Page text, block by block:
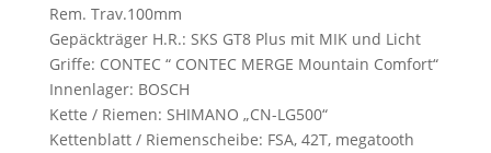
Rem. Trav.100mm
Gepäckträger H.R.: SKS GT8 Plus mit MIK und Licht
Griffe: CONTEC “ CONTEC MERGE Mountain Comfort“
Innenlager: BOSCH
Kette / Riemen: SHIMANO „CN-LG500“
Kettenblatt / Riemenscheibe: FSA, 42T, megatooth